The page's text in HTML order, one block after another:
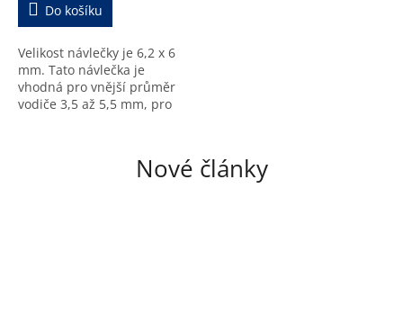
Do košíku
Velikost návlečky je 6,2 x 6
mm. Tato návlečka je
vhodná pro vnější průměr
vodiče 3,5 až 5,5 mm, pro
Nové články